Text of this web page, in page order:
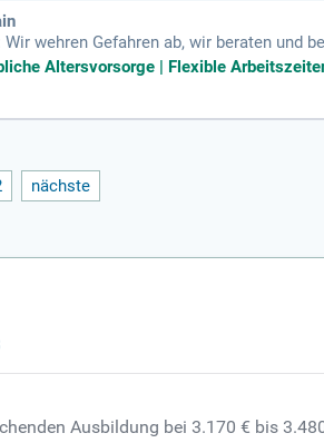
wehren Gefahren ab, wir beraten und
Stelle.Altersvorsorge | Flexible
nächste
Ausbildung bei 3.170 € bis